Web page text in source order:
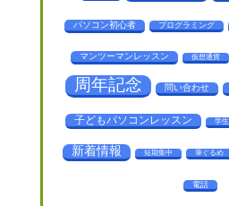
パソコン初心者 プログラミング
マンツーマンレッスン 仮想通貨
周年記念 問い合わせ
子どもパソコンレッスン 学生
新着情報 短期集中 筆ぐるめ
電話